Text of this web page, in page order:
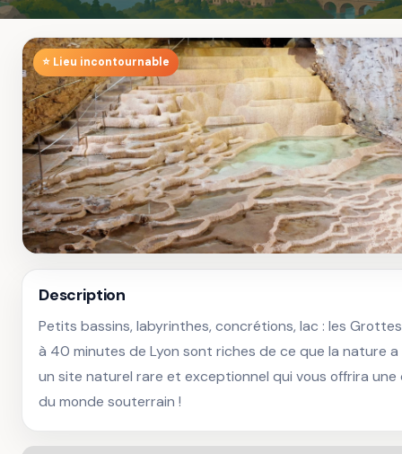
⭐ Lieu incontournable
Description
Petits bassins, labyrinthes, concrétions, lac : les
à 40 minutes de Lyon sont riches de ce que la nature
un site naturel rare et exceptionnel qui vous offrira
du monde souterrain !